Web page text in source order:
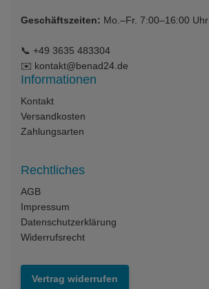
Geschäftszeiten: Mo.–Fr. 7:00–16:00 Uhr
📞 +49 3635 483304
✉️ kontakt@benad24.de
Informationen
Kontakt
Versandkosten
Zahlungsarten
Rechtliches
AGB
Impressum
Datenschutzerklärung
Widerrufsrecht
Vertrag widerrufen